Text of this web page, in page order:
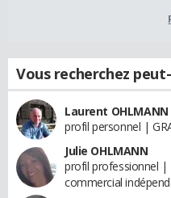
Vous recherchez
Laurent OHLMANN
profil personnel |
Julie OHLMANN
profil professionnel |
commercial